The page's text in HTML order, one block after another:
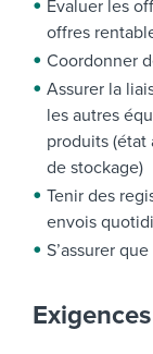
Évaluer les
offres
Coordonner
Assurer la
les autres
produits
de stockage)
Tenir des
envois
S’assurer
Exigences